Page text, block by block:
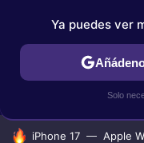
IPHONE
HOY SE HABLA DE
iPhone 17 Apple
Ya puedes ver
Solo